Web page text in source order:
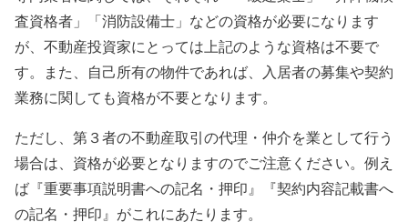
査資格者」「消防設備士」などの資格が必要になります
が、不動産投資家にとっては上記のような資格は不要で
す。また、自己所有の物件であれば、入居者の募集や契約
業務に関しても資格が不要となります。
ただし、第３者の不動産取引の代理・仲介を業として行う
場合は、資格が必要となりますのでご注意ください。例え
ば『重要事項説明書への記名・押印』『契約内容記載書へ
の記名・押印』がこれにあたります。